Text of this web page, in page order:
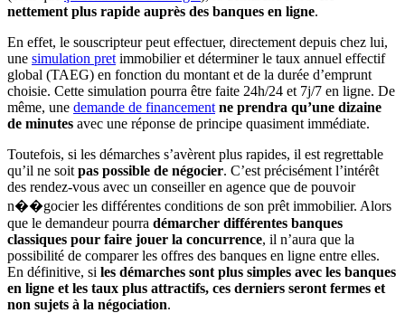
nettement plus rapide auprès des banques en ligne.
En effet, le souscripteur peut effectuer, directement depuis chez lui,
une simulation pret immobilier et déterminer le taux annuel effectif
global (TAEG) en fonction du montant et de la durée d’emprunt
choisie. Cette simulation pourra être faite 24h/24 et 7j/7 en ligne. De
même, une demande de financement ne prendra qu’une dizaine
de minutes avec une réponse de principe quasiment immédiate.
Toutefois, si les démarches s’avèrent plus rapides, il est regrettable
qu’il ne soit pas possible de négocier. C’est précisément l’intérêt
des rendez-vous avec un conseiller en agence que de pouvoir
n��gocier les différentes conditions de son prêt immobilier. Alors
que le demandeur pourra démarcher différentes banques
classiques pour faire jouer la concurrence, il n’aura que la
possibilité de comparer les offres des banques en ligne entre elles.
En définitive, si les démarches sont plus simples avec les banques
en ligne et les taux plus attractifs, ces derniers seront fermes et
non sujets à la négociation.